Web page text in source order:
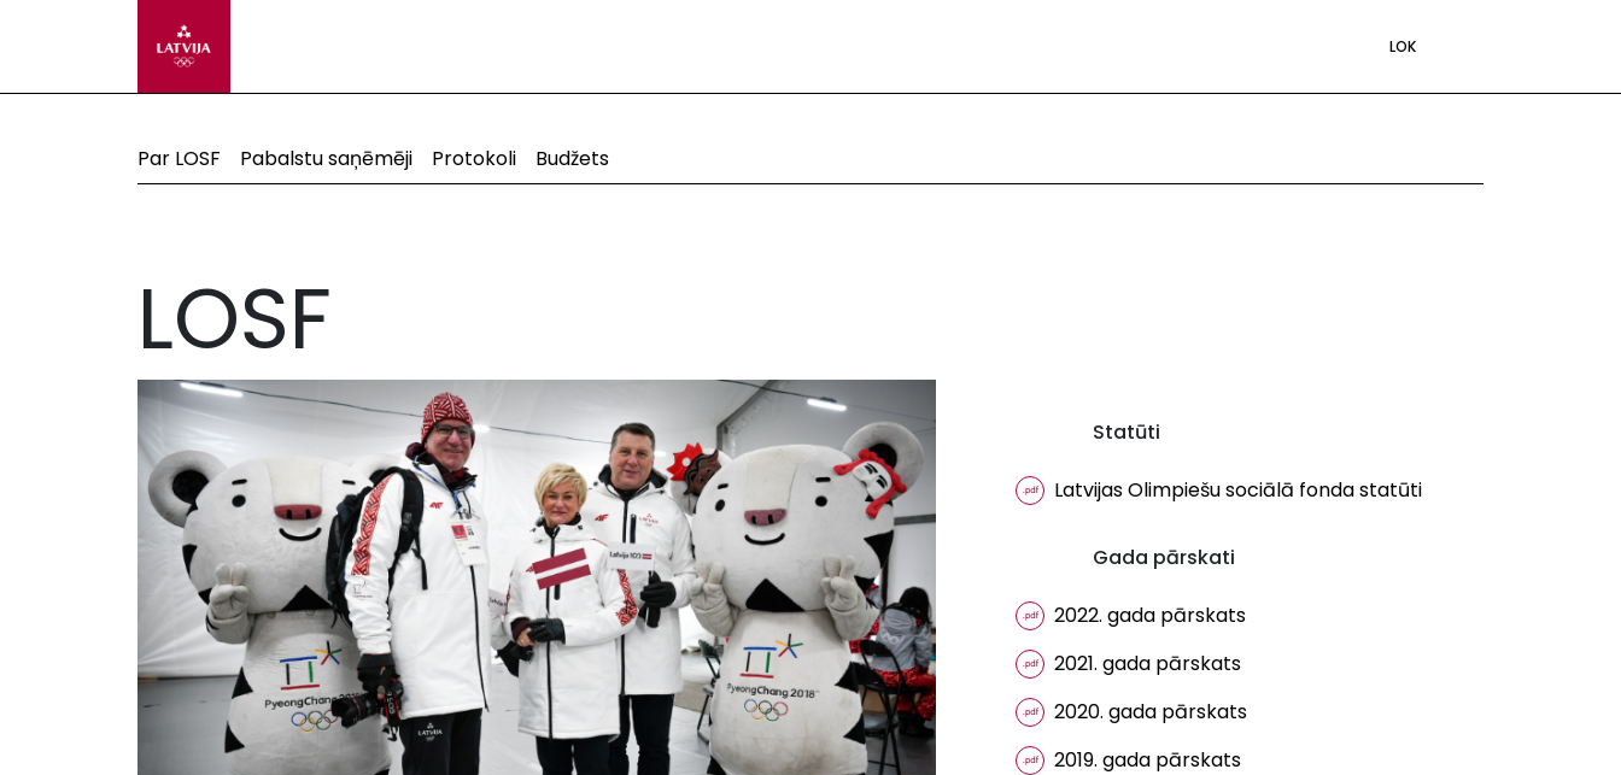
LOK
Par LOSF Pabalstu saņēmēji Protokoli Budžets
LOSF
Statūti
Latvijas Olimpiešu sociālā fonda statūti
Gada pārskati
2022. gada pārskats
2021. gada pārskats
2020. gada pārskats
2019. gada pārskats